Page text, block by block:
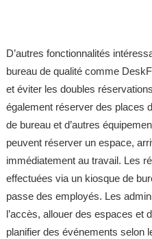
D’autres fonctionnalités
bureau de qualité comme
et éviter les doubles
également réserver des places
de bureau et d’autres
peuvent réserver un espace,
immédiatement au travail. Les
effectuées via un kiosque de
passe des employés. Les
l’accès, allouer des espaces et
planifier des événements selon